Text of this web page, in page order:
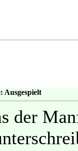
Ausgespielt
der